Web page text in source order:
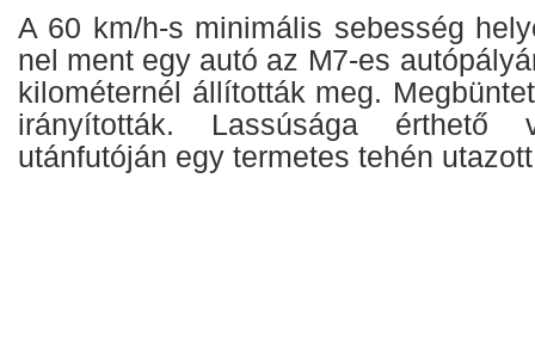
A 60 km/h-s minimális sebesség
nel ment egy autó az M7-es
kilométernél állították meg.
irányították. Lassúsága
utánfutóján egy termetes tehén